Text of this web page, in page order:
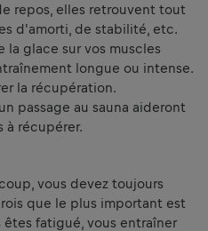
repos, elles retrouvent tout
d'amorti, de stabilité, etc.
la glace sur vos muscles
longue ou intense.
la récupération.
passage au sauna aideront
à récupérer.
vous devez toujours
que le plus important est
êtes fatigué, vous entraîner